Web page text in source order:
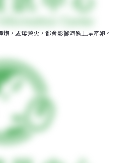
，或燒營火，都會影響海龜上岸產卵。